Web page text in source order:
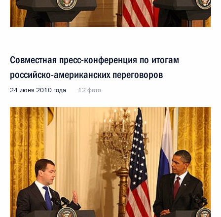
Совместная пресс-конференция по итогам
российско-американских переговоров
24 июня 2010 года 12 фото